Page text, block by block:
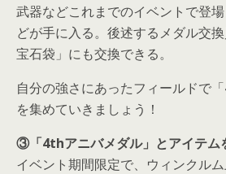
武器などこれまでのイベントで登
どが手に入る。後述するメダル交
宝石袋」にも交換できる。
自分の強さにあったフィールドで
を集めていきましょう！
③「4thアニバメダル」とアイテム
イベント期間限定で、ウィンクル